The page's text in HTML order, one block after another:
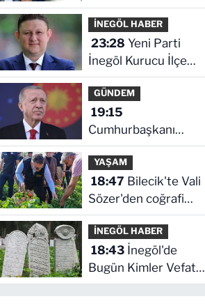
Kimler? | 05 Ağustos
2026 Çarşamba
İNEGÖL HABER
23:28 Yeni Parti
İnegöl Kurucu İlçe
Başkanı Erkan
Dönmez Oldu
GÜNDEM
19:15
Cumhurbaşkanı
Erdoğan'dan
'Terörsüz Türkiye'
mesajı
YAŞAM
18:47
Sözer'den coğrafi
işaretli Kamber
Biberi hasadı
İNEGÖL HABER
18:43
Bugün Kimler Vefat
Etti? | 05 Ağustos